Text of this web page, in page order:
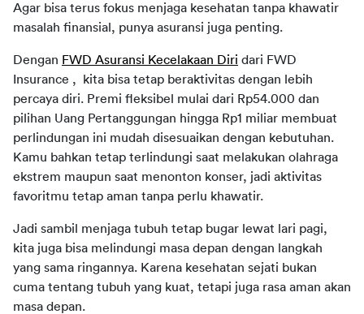
Agar bisa terus fokus menjaga kesehatan tanpa khawatir
masalah finansial, punya asuransi juga penting.
Dengan FWD Asuransi Kecelakaan Diri dari FWD
Insurance ,  kita bisa tetap beraktivitas dengan lebih
percaya diri. Premi fleksibel mulai dari Rp54.000 dan
pilihan Uang Pertanggungan hingga Rp1 miliar membuat
perlindungan ini mudah disesuaikan dengan kebutuhan.
Kamu bahkan tetap terlindungi saat melakukan olahraga
ekstrem maupun saat menonton konser, jadi aktivitas
favoritmu tetap aman tanpa perlu khawatir.
Jadi sambil menjaga tubuh tetap bugar lewat lari pagi,
kita juga bisa melindungi masa depan dengan langkah
yang sama ringannya. Karena kesehatan sejati bukan
cuma tentang tubuh yang kuat, tetapi juga rasa aman akan
masa depan.